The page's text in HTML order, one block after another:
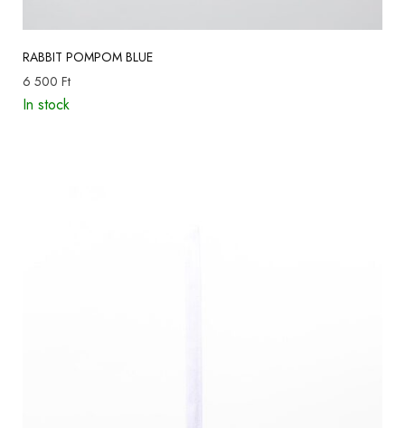
RABBIT POMPOM BLUE
6 500 Ft
In stock